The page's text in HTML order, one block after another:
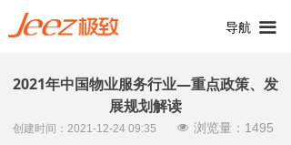
导航 끀
2021年中国物业服务行业—重点政策、发
展规划解读
创建时间： 2021-12-24 09:35 넶 浏览量： 1495